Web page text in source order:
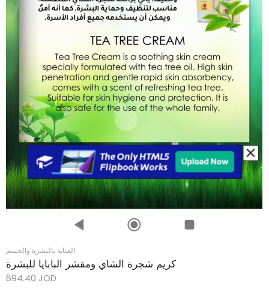
العناية بالبشرة والجسم
كريم شجرة الشاي ومقشر البابايا للبشرة
694.40 JOD